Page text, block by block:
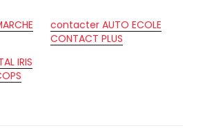
contacter AUTO ECOLE
CONTACT PLUS
IRIS